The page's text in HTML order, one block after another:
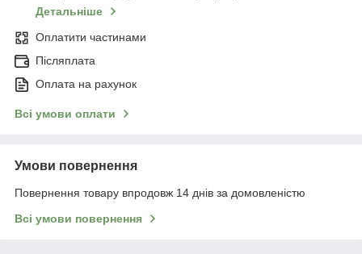
Детальніше
Оплатити частинами
Післяплата
Оплата на рахунок
Всі умови оплати
Умови повернення
Повернення товару впродовж 14 днів за домовленістю
Всі умови повернення